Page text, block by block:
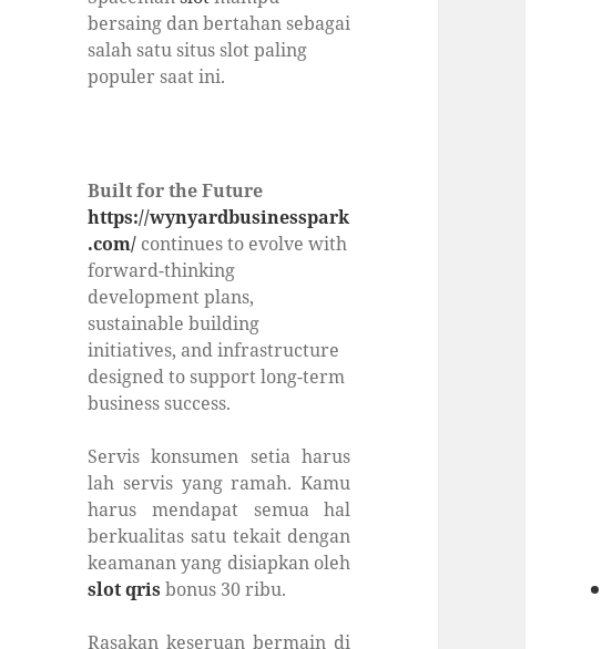
bersaing dan bertahan sebagai
salah satu situs slot paling
populer saat ini.
Built for the Future
https://wynyardbusinesspark
.com/ continues to evolve with
forward-thinking
development plans,
sustainable building
initiatives, and infrastructure
designed to support long-term
business success.
Servis konsumen setia harus
lah servis yang ramah. Kamu
harus mendapat semua hal
berkualitas satu tekait dengan
keamanan yang disiapkan oleh
slot qris bonus 30 ribu.
Rasakan keseruan bermain di